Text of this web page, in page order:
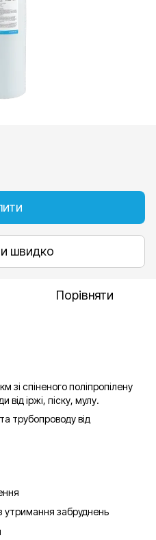
швидко
Порівняти
спіненого поліпропілену
іржі, піску, мулу.
трубопроводу від
утримання забруднень